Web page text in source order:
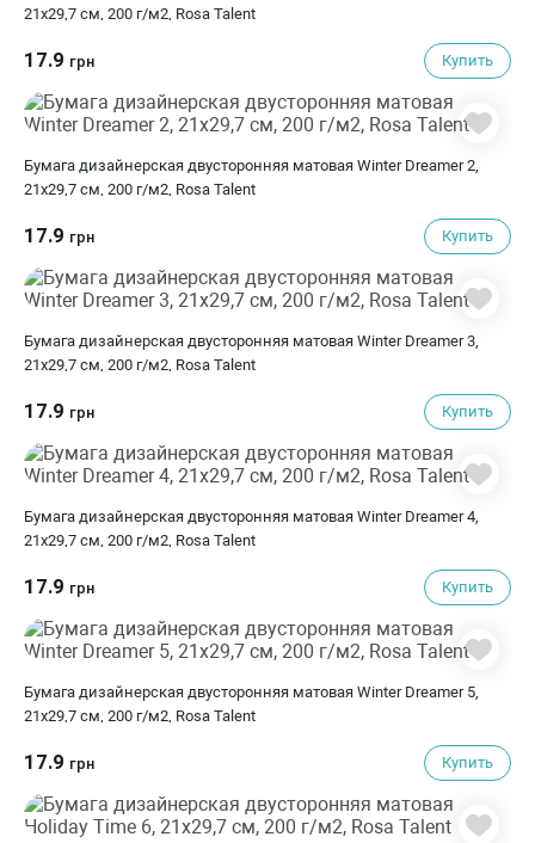
21х29,7 см, 200 г/м2, Rosa Talent
17.9 грн Купить
Бумага дизайнерская двусторонняя матовая Winter Dreamer 2,
21х29,7 см, 200 г/м2, Rosa Talent
17.9 грн Купить
Бумага дизайнерская двусторонняя матовая Winter Dreamer 3,
21х29,7 см, 200 г/м2, Rosa Talent
17.9 грн Купить
Бумага дизайнерская двусторонняя матовая Winter Dreamer 4,
21х29,7 см, 200 г/м2, Rosa Talent
17.9 грн Купить
Бумага дизайнерская двусторонняя матовая Winter Dreamer 5,
21х29,7 см, 200 г/м2, Rosa Talent
17.9 грн Купить